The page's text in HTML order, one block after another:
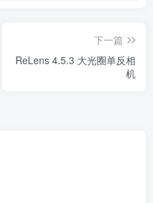
下一篇
ReLens 4.5.3 大光圈单反相
机